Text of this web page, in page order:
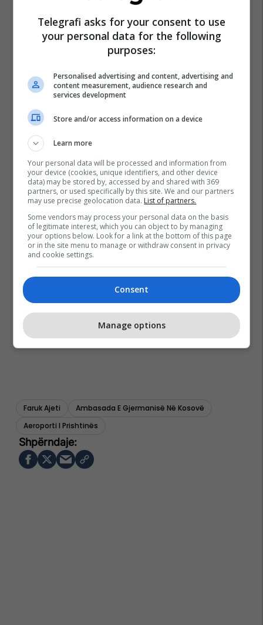
Faruk Ajeti
Ambasada E Gjermanisë Në Kosovë
Aeroporti I Prishtinës
Telegrafi asks for your consent to use
your personal data for the following
purposes:
Personalised advertising and content, advertising and
content measurement, audience research and
services development
Store and/or access information on a device
Learn more
Your personal data will be processed and information from
your device (cookies, unique identifiers, and other device
data) may be stored by, accessed by and shared with 369
partners, or used specifically by this site. We and our partners
may use precise geolocation data. List of partners.
Some vendors may process your personal data on the basis
of legitimate interest, which you can object to by managing
your options below. Look for a link at the bottom of this page
or in the site menu to manage or withdraw consent in privacy
and cookie settings.
Consent
Manage options